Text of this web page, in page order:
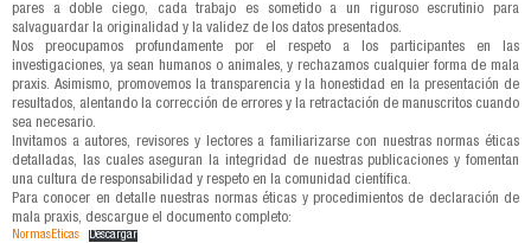
pares a doble ciego, cada trabajo es sometido a un riguroso escrutinio para
salvaguardar la originalidad y la validez de los datos presentados.
Nos preocupamos profundamente por el respeto a los participantes en las
investigaciones, ya sean humanos o animales, y rechazamos cualquier forma de mala
praxis. Asimismo, promovemos la transparencia y la honestidad en la presentación de
resultados, alentando la corrección de errores y la retractación de manuscritos cuando
sea necesario.
Invitamos a autores, revisores y lectores a familiarizarse con nuestras normas éticas
detalladas, las cuales aseguran la integridad de nuestras publicaciones y fomentan
una cultura de responsabilidad y respeto en la comunidad científica.
Para conocer en detalle nuestras normas éticas y procedimientos de declaración de
mala praxis, descargue el documento completo:
NormasEticas Descargar